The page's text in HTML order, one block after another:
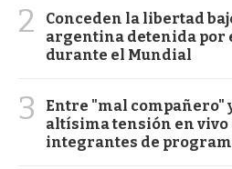
2
Conceden la libertad
argentina detenida por
durante el Mundial
3
Entre "mal compañero"
altísima tensión en vivo
integrantes de